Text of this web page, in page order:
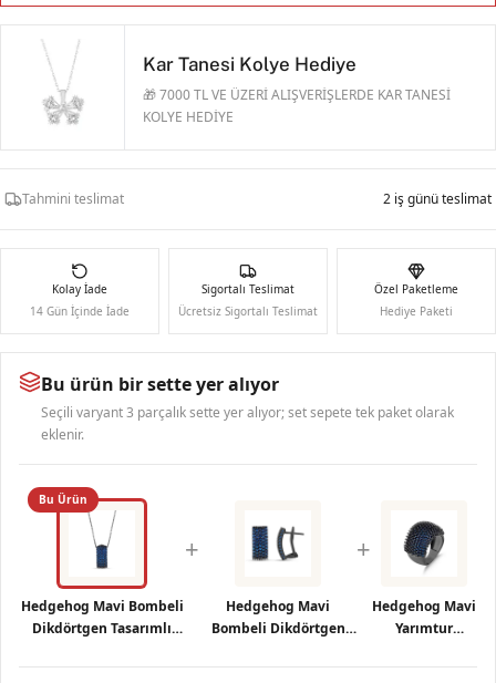
Kar Tanesi Kolye Hediye
🎁 7000 TL VE ÜZERİ ALIŞVERİŞLERDE KAR TANESİ
KOLYE HEDİYE
Tahmini teslimat 2 iş günü teslimat
Kolay İade
14 Gün İçinde İade
Sigortalı Teslimat
Ücretsiz Sigortalı Teslimat
Özel Paketleme
Hediye Paketi
Bu ürün bir sette yer alıyor
Seçili varyant 3 parçalık sette yer alıyor; set sepete tek paket olarak
eklenir.
Bu Ürün
Hedgehog Mavi Bombeli
Dikdörtgen Tasarımlı
+
Hedgehog Mavi
Bombeli Dikdörtgen
Gümüş Küpe
+
Hedgehog Mavi
Yarımtur
Yüzük